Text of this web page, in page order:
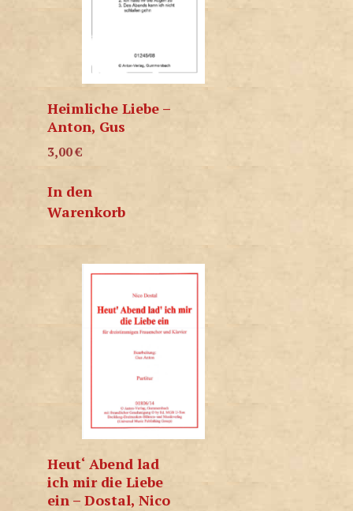
Heimliche Liebe –
Anton, Gus
3,00€
In den
Warenkorb
Heut‘ Abend lad
ich mir die Liebe
ein – Dostal, Nico